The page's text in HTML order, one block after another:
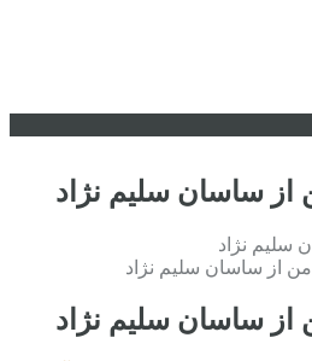
ساسان سلیم نژاد
سلیم نژاد
از ساسان سلیم نژاد
ساسان سلیم نژاد